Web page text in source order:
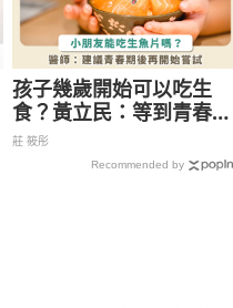
孩子幾歲開始可以吃生
食？黃立民：等到青春期
比較好
莊 筱彤
Recommended by